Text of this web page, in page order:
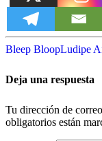
Bleep BloopLudipe
Deja una respuesta
Tu dirección de
obligatorios están